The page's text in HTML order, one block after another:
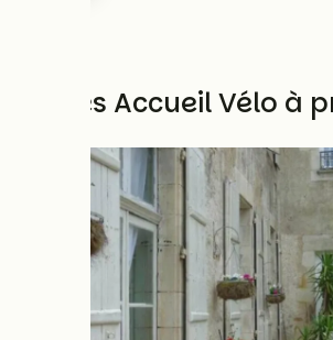
Autres Accueil Vélo à